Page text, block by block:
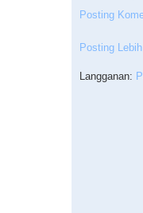
Posting
Posting
Langganan: